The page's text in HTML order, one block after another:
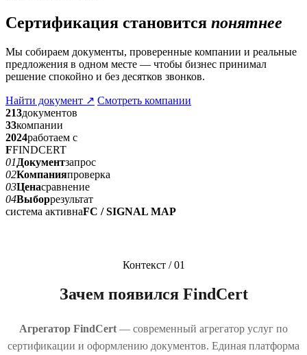
Сертификация становится понятнее
Мы собираем документы, проверенные компании и реальные
предложения в одном месте — чтобы бизнес принимал
решение спокойно и без десятков звонков.
Найти документ ↗ Смотреть компании
213документов
33компании
2024работаем с
FFINDCERT
01 Документзапрос
02Компанияпроверка
03Ценасравнение
04Выборрезультат
система активнаFC / SIGNAL MAP
Контекст / 01
Зачем появился FindCert
Агрегатор FindCert — современный агрегатор услуг по
сертификации и оформлению документов. Единая платформа